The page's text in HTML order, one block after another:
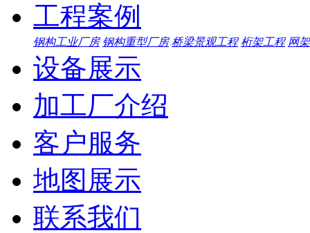
工程案例
钢构工业厂房 钢构重型厂房 桥梁景观工程 桁架工程 网
设备展示
加工厂介绍
客户服务
地图展示
联系我们